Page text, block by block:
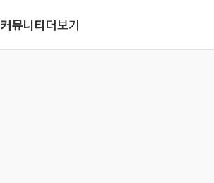
커뮤니티더보기